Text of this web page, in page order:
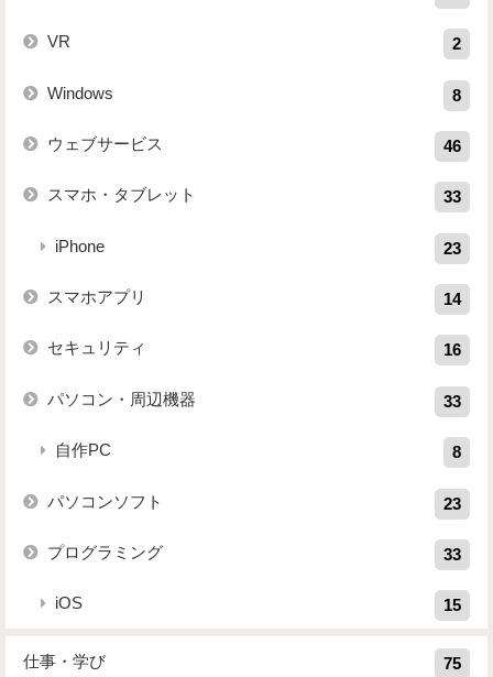
VR 2
Windows 8
ウェブサービス 46
スマホ・タブレット 33
iPhone 23
スマホアプリ 14
セキュリティ 16
パソコン・周辺機器 33
自作PC 8
パソコンソフト 23
プログラミング 33
iOS 15
仕事・学び 75